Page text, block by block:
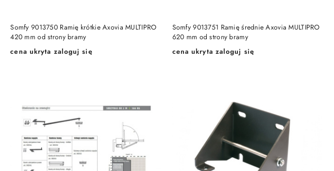
Somfy 9013750 Ramię krótkie Axovia MULTIPRO
420 mm od strony bramy
Cena:
cena ukryta zaloguj się
DODAJ DO KOSZYKA
Somfy 9013751 Ramię średnie Axovia MULTIPRO
620 mm od strony bramy
Cena:
cena ukryta zaloguj się
DODAJ DO KOSZYKA